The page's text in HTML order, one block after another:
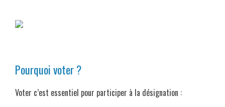
Pourquoi voter ?
Voter c’est essentiel pour participer à la désignation :